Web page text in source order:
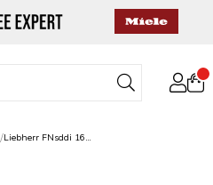
Liebherr FNsddi 1624 NoFrost Tezgah Altı Derin Dondurucu Inox